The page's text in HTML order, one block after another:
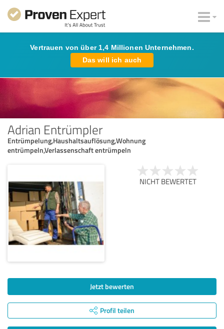
Vertrauen von über 1,4 Millionen Unternehmen.
Das will ich auch
Adrian Entrümpler
Entrümpelung,Haushaltsauflösung,Wohnung
entrümpeln,Verlassenschaft entrümpeln
NICHT BEWERTET
Jetzt bewerten
Profil teilen